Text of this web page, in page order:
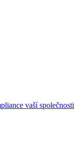
vaší společnosti